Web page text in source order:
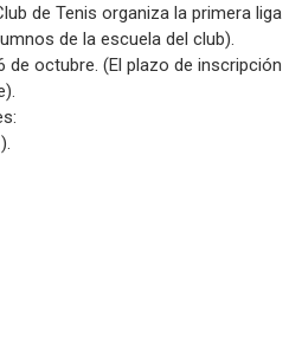
de Tenis organiza la primera liga
de la escuela del club).
de octubre. (El plazo de inscripción